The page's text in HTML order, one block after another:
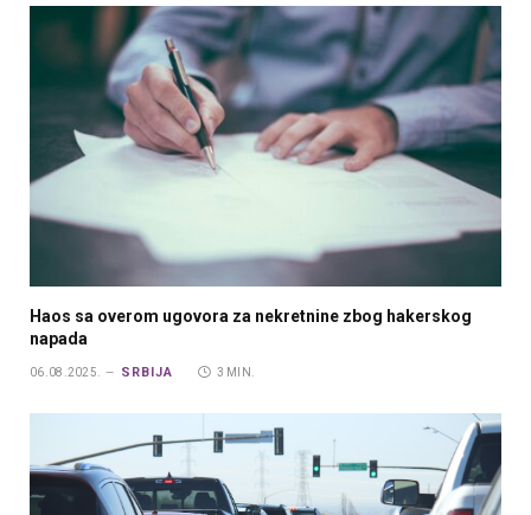
Haos sa overom ugovora za nekretnine zbog hakerskog
napada
06.08.2025. SRBIJA 3 MIN.